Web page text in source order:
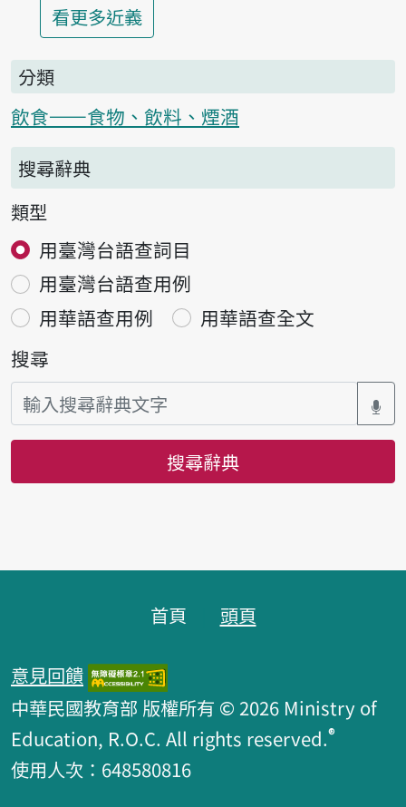
看更多第1項釋義的
近義
分類
飲食——食物、飲料、煙酒
搜尋辭典
類型
用臺灣台語查詞目
用臺灣台語查用例
用華語查用例
用華語查全文
搜尋
搜尋辭典
首頁 頭頁
意見回饋
中華民國教育部 版權所有 © 2026 Ministry of
Education, R.O.C. All rights reserved.®
使用人次：648580816